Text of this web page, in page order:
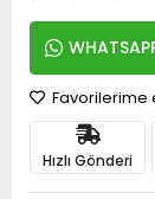
Favorilerime
Hızlı Gönderi